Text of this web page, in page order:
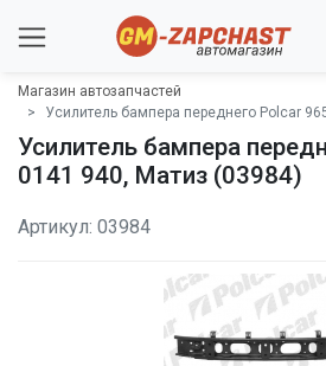
Магазин автозапчастей
Усилитель бампера переднего Polcar
Усилитель бампера
0141 940, Матиз (03984)
Артикул: 03984